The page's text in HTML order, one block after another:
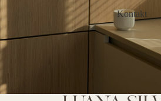
Kontakt